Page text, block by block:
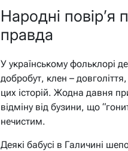
Народні повір’я
правда
У українському фольклорі
добробут, клен –
цих історій. Жодна давня
відміну від бузини, що
нечистим.
Деякі бабусі в Галичині